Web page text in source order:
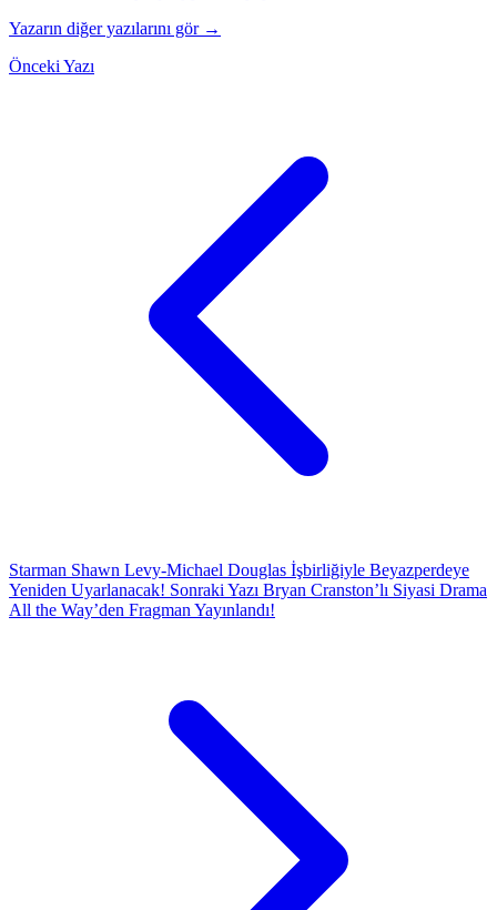
Yazarın diğer yazılarını gör →
Önceki Yazı
Starman Shawn Levy-Michael Douglas İşbirliğiyle Beyazperdeye
Yeniden Uyarlanacak! Sonraki Yazı Bryan Cranston’lı Siyasi Drama
All the Way’den Fragman Yayınlandı!